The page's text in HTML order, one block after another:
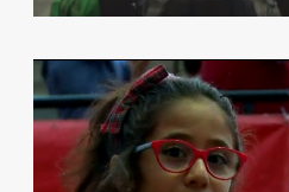
LUMINATO FESTIVAL